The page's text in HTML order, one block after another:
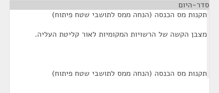
סדר-היום
תקנות מס הכנסה (הנחה ממס לתושבי שטח פיתוח)
מצבן הקשה של הרשויות המקומיות לאור קליטת העליה.
תקנות מס הכנסה (הנחה ממס לתושבי שטח פיתוח)